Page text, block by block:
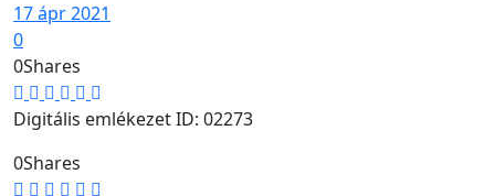
17 ápr 2021
0
0Shares
Digitális emlékezet ID: 02273
0Shares